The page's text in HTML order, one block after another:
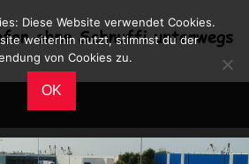
Diese Website verwendet Cookies.
weiterhin nutzt, stimmst du der
von Cookies zu.
OK